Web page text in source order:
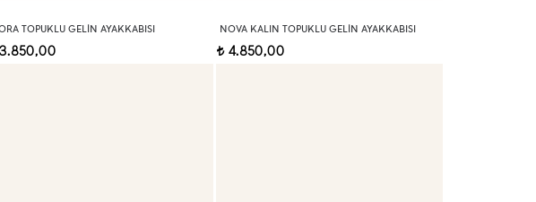
TOPUKLU GELIN AYAKKABISI NOVA KALIN TOPUKLU GELIN AYAKKABISI
t4.850,00